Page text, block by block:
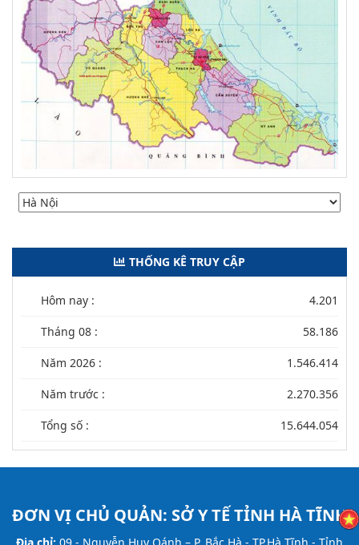
THỐNG KÊ TRUY CẬP
Hôm nay : 4.201
Tháng 08 : 58.186
Năm 2026 : 1.546.414
Năm trước : 2.270.356
Tổng số : 15.644.054
ĐƠN VỊ CHỦ QUẢN: SỞ Y TẾ TỈNH HÀ TĨNH
Địa chỉ: 09 - Nguyễn Huy Oánh – P. Bắc Hà - TP.Hà Tĩnh - Tỉnh